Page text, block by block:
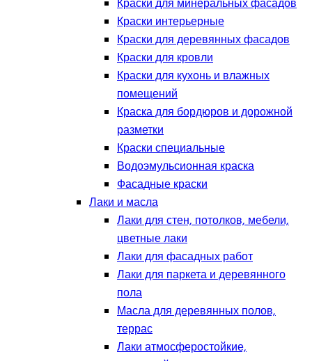
Краски для минеральных фасадов
Краски интерьерные
Краски для деревянных фасадов
Краски для кровли
Краски для кухонь и влажных
помещений
Краска для бордюров и дорожной
разметки
Краски специальные
Водоэмульсионная краска
Фасадные краски
Лаки и масла
Лаки для стен, потолков, мебели,
цветные лаки
Лаки для фасадных работ
Лаки для паркета и деревянного
пола
Масла для деревянных полов,
террас
Лаки атмосферостойкие,